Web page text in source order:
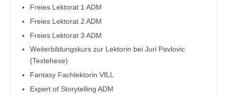
Freies Lektorat 1 ADM
Freies Lektorat 2 ADM
Freies Lektorat 3 ADM
Weiterbildungskurs zur Lektorin bei Juri Pavlovic
(Textehexe)
Fantasy Fachlektorin VfLL
Expert of Storytelling ADM